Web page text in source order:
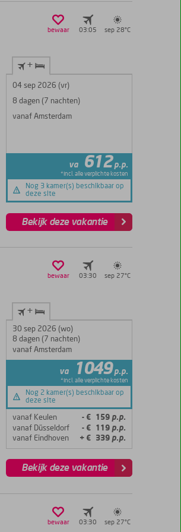
bewaar 03:05 sep 28°C
+
04 sep 2026 (vr)
8 dagen (7 nachten)
vanaf Amsterdam
va 612 p.p.
*incl. alle verplichte kosten
Nog 3 kamer(s) beschikbaar op
deze site
Bekijk deze vakantie
bewaar 03:30 sep 27°C
+
30 sep 2026 (wo)
8 dagen (7 nachten)
vanaf Amsterdam
va 1049 p.p.
*incl. alle verplichte kosten
Nog 2 kamer(s) beschikbaar op
deze site
vanaf Keulen - € 159 p.p.
vanaf Düsseldorf
- € 119 p.p.
vanaf Eindhoven
+ € 339 p.p.
Bekijk deze vakantie
bewaar 03:30 sep 27°C